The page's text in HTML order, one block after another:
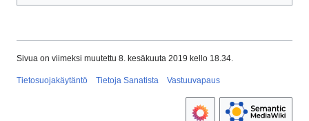
Sivua on viimeksi muutettu 8. kesäkuuta 2019 kello 18.34.
Tietosuojakäytäntö Tietoja Sanatista Vastuuvapaus